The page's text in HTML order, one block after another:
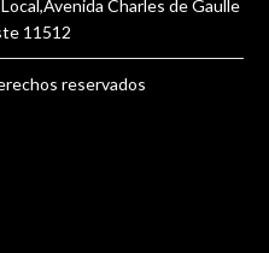
Charles de Gaulle
11512
reservados